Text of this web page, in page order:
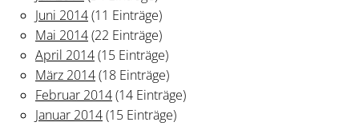
Juni 2014(11 Einträge)
Mai 2014(22 Einträge)
April 2014(15 Einträge)
März 2014(18 Einträge)
Februar 2014(14 Einträge)
Januar 2014(15 Einträge)